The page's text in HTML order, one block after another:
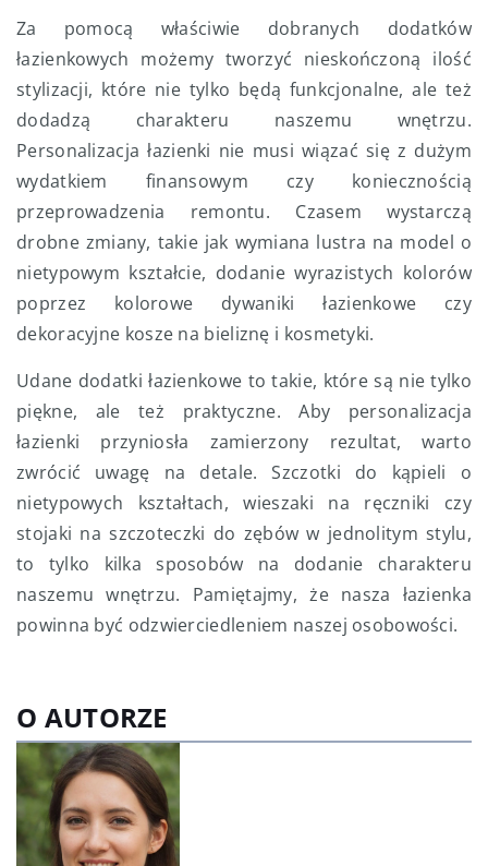
Za pomocą właściwie dobranych dodatków
łazienkowych możemy tworzyć nieskończoną ilość
stylizacji, które nie tylko będą funkcjonalne, ale też
dodadzą charakteru naszemu wnętrzu.
Personalizacja łazienki nie musi wiązać się z dużym
wydatkiem finansowym czy koniecznością
przeprowadzenia remontu. Czasem wystarczą
drobne zmiany, takie jak wymiana lustra na model o
nietypowym kształcie, dodanie wyrazistych kolorów
poprzez kolorowe dywaniki łazienkowe czy
dekoracyjne kosze na bieliznę i kosmetyki.
Udane dodatki łazienkowe to takie, które są nie tylko
piękne, ale też praktyczne. Aby personalizacja
łazienki przyniosła zamierzony rezultat, warto
zwrócić uwagę na detale. Szczotki do kąpieli o
nietypowych kształtach, wieszaki na ręczniki czy
stojaki na szczoteczki do zębów w jednolitym stylu,
to tylko kilka sposobów na dodanie charakteru
naszemu wnętrzu. Pamiętajmy, że nasza łazienka
powinna być odzwierciedleniem naszej osobowości.
O AUTORZE